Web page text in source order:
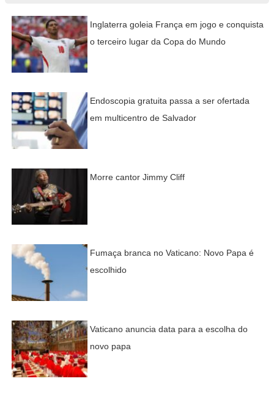
Inglaterra goleia França em jogo e conquista
o terceiro lugar da Copa do Mundo
Endoscopia gratuita passa a ser ofertada
em multicentro de Salvador
Morre cantor Jimmy Cliff
Fumaça branca no Vaticano: Novo Papa é
escolhido
Vaticano anuncia data para a escolha do
novo papa